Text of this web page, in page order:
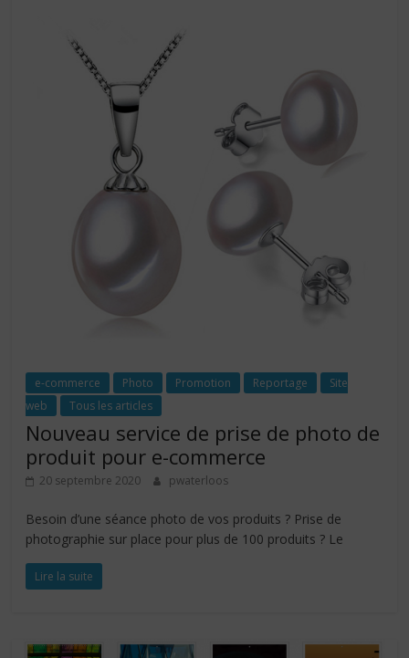
e-commerce Photo Promotion Reportage
Site
web
Tous les articles
Nouveau service de prise de photo de
produit pour e-commerce
20 septembre 2020 pwaterloos
Besoin d’une séance photo de vos produits ? Prise de
photographie sur place pour plus de 100 produits ? Le
Lire la suite